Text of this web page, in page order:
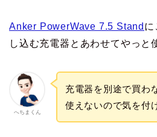
Anker PowerWave 7.5 Stand に
し込む充電器とあわせてやっと
へちまくん
充電器を別途で買わ
使えないので気を付